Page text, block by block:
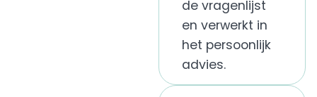
de vragenlijst
en verwerkt in
het persoonlijk
advies.